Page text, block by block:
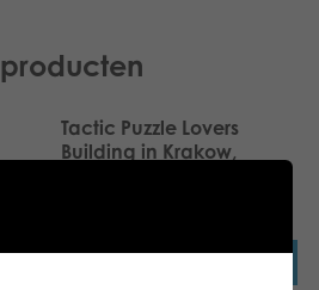
Tactic Puzzle Lovers
Building in Krakow,